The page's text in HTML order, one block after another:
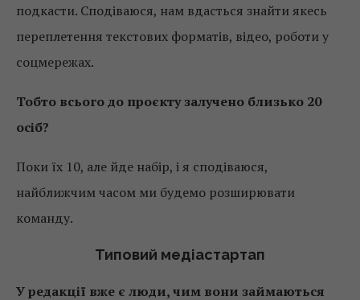
подкасти. Сподіваюся, нам вдасться знайти якесь
переплетення текстових форматів, відео, роботи у
соцмережах.
Тобто всього до проєкту залучено близько 20
осіб?
Поки їх 10, але йде набір, і я сподіваюся,
найближчим часом ми будемо розширювати
команду.
Типовий медіастартап
У редакції вже є люди, чим вони займаються